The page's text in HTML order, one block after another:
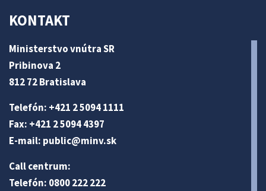
KONTAKT
Ministerstvo vnútra SR
Pribinova 2
812 72 Bratislava
Telefón: +421 2 5094 1111
Fax: +421 2 5094 4397
E-mail: public@minv.sk
Call centrum:
Telefón: 0800 222 222